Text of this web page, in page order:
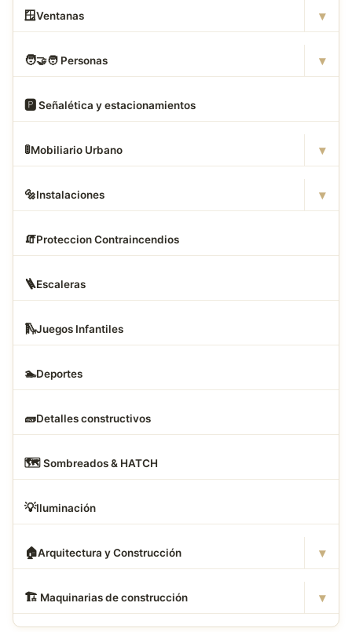
🪟Ventanas ▾
🧑‍🤝‍🧑 Personas ▾
🅿️ Señalética y estacionamientos
🚦Mobiliario Urbano ▾
🔩Instalaciones ▾
🧯Proteccion Contraincendios
🪜Escaleras
🛝Juegos Infantiles
🏊Deportes
🧱Detalles constructivos
🗺️ Sombreados & HATCH
💡Iluminación
🏠Arquitectura y Construcción ▾
🏗 ️ Maquinarias de construcción ▾